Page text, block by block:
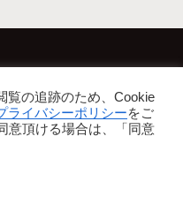
・免責事項
エ晴星 All Rights Reserved.
覧の追跡のため、Cookie
ライバシーポリシーをご
意頂ける場合は、「同意